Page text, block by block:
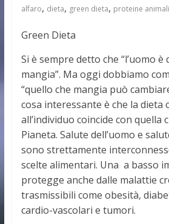
alfaro, dieta, green dieta, proteine animali
Green Dieta
Si è sempre detto che “l’uomo è
mangia”. Ma oggi dobbiamo
“quello che mangia può
cosa interessante è che la dieta
all’individuo coincide con quella
Pianeta. Salute dell’uomo e
sono strettamente
scelte alimentari. Una a basso
protegge anche dalle malattie
trasmissibili come obesità,
cardio-vascolari e tumori.